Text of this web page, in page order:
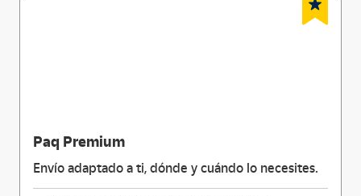
Paq Premium
Envío adaptado a ti, dónde y cuándo lo necesites.